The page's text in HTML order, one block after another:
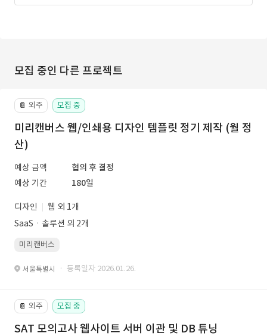
모집 중인 다른 프로젝트
📔 외주 모집 중
미리캔버스 웹/인쇄용 디자인 템플릿 정기 제작 (월 정
산)
예상 금액
협의 후 결정
예상 기간
180일
디자인
웹 외 1개
SaaSㆍ솔루션 외 2개
미리캔버스
서울특별시 · 등록일자 2026.01.26.
📔 외주 모집 중
SAT 모의고사 웹사이트 서버 이관 및 DB 튜닝